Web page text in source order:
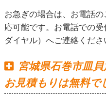
お急ぎの場合は、お電話
応可能です。お電話での受
ダイヤル）へご連絡くださ
宮城県石巻市皿
お見積もりは無料で